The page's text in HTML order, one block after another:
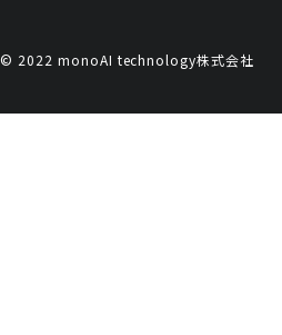
© 2022 monoAI technology株式会社